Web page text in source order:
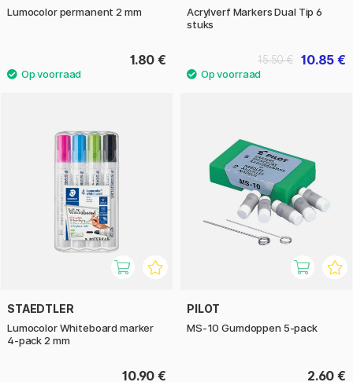
Lumocolor permanent 2 mm
1.80 €
Acrylverf Markers Dual Tip 6
stuks
10.85 €
15.50 €
STAEDTLER
Lumocolor Whiteboard marker
4-pack 2 mm
10.90 €
PILOT
MS-10 Gumdoppen 5-pack
2.60 €